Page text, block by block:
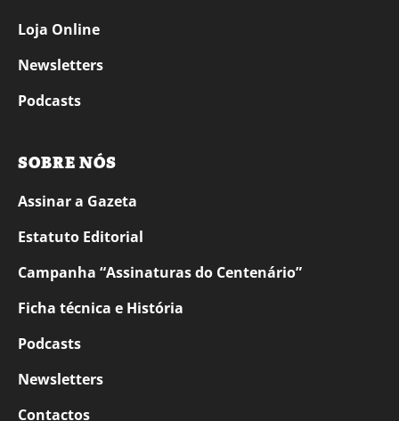
Loja Online
Newsletters
Podcasts
SOBRE NÓS
Assinar a Gazeta
Estatuto Editorial
Campanha “Assinaturas do Centenário”
Ficha técnica e História
Podcasts
Newsletters
Contactos